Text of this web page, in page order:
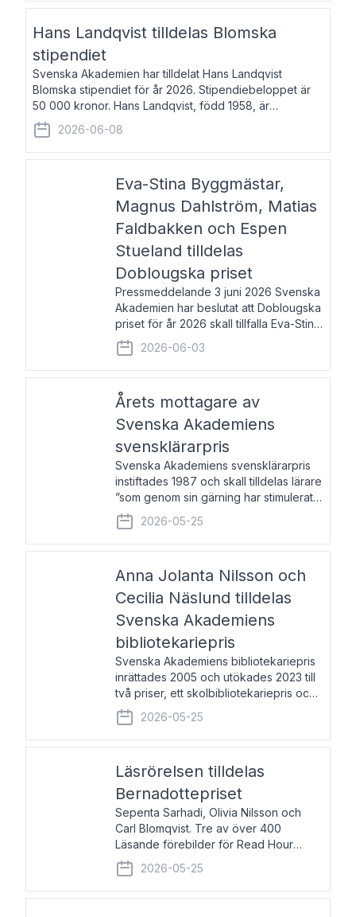
Hans Landqvist tilldelas Blomska
stipendiet
Svenska Akademien har tilldelat Hans Landqvist
Blomska stipendiet för år 2026. Stipendiebeloppet är
50 000 kronor. Hans Landqvist, född 1958, är
professor i svenska vid Göteborgs universitet. Han
disputerade år 2000 på avhandlingen Författn
2026-06-08
Eva-Stina Byggmästar,
Magnus Dahlström, Matias
Faldbakken och Espen
Stueland tilldelas
Doblougska priset
Pressmeddelande 3 juni 2026 Svenska
Akademien har beslutat att Doblougska
priset för år 2026 skall tillfalla Eva-Stina
Byggmästar, Magnus Dahlström, Matias
Faldbakken samt Espen Stueland.
Prisbeloppet är 200 000 svenska
2026-06-03
Årets mottagare av
Svenska Akademiens
svensklärarpris
Svenska Akademiens svensklärarpris
instiftades 1987 och skall tilldelas lärare
”som genom sin gärning har stimulerat
intresset hos unga människor för
svenska språket och litteraturen”.
Prisutdelning och samtal med
2026-05-25
Anna Jolanta Nilsson och
Cecilia Näslund tilldelas
Svenska Akademiens
bibliotekariepris
Svenska Akademiens bibliotekariepris
inrättades 2005 och utökades 2023 till
två priser, ett skolbibliotekariepris och
ett folkbibliotekariepris. Priserna skall
tilldelas bibliotekarier vid svenska folk-
och skolbibliotek som gjort värdefull
2026-05-25
Läsrörelsen tilldelas
Bernadottepriset
Sepenta Sarhadi, Olivia Nilsson och
Carl Blomqvist. Tre av över 400
Läsande förebilder för Read Hour
Sverige. Foto: Michael Wall. Den ideella
föreningen Läsrörelsen tilldelas
Bernadottepriset 2026 för att den
2026-05-25